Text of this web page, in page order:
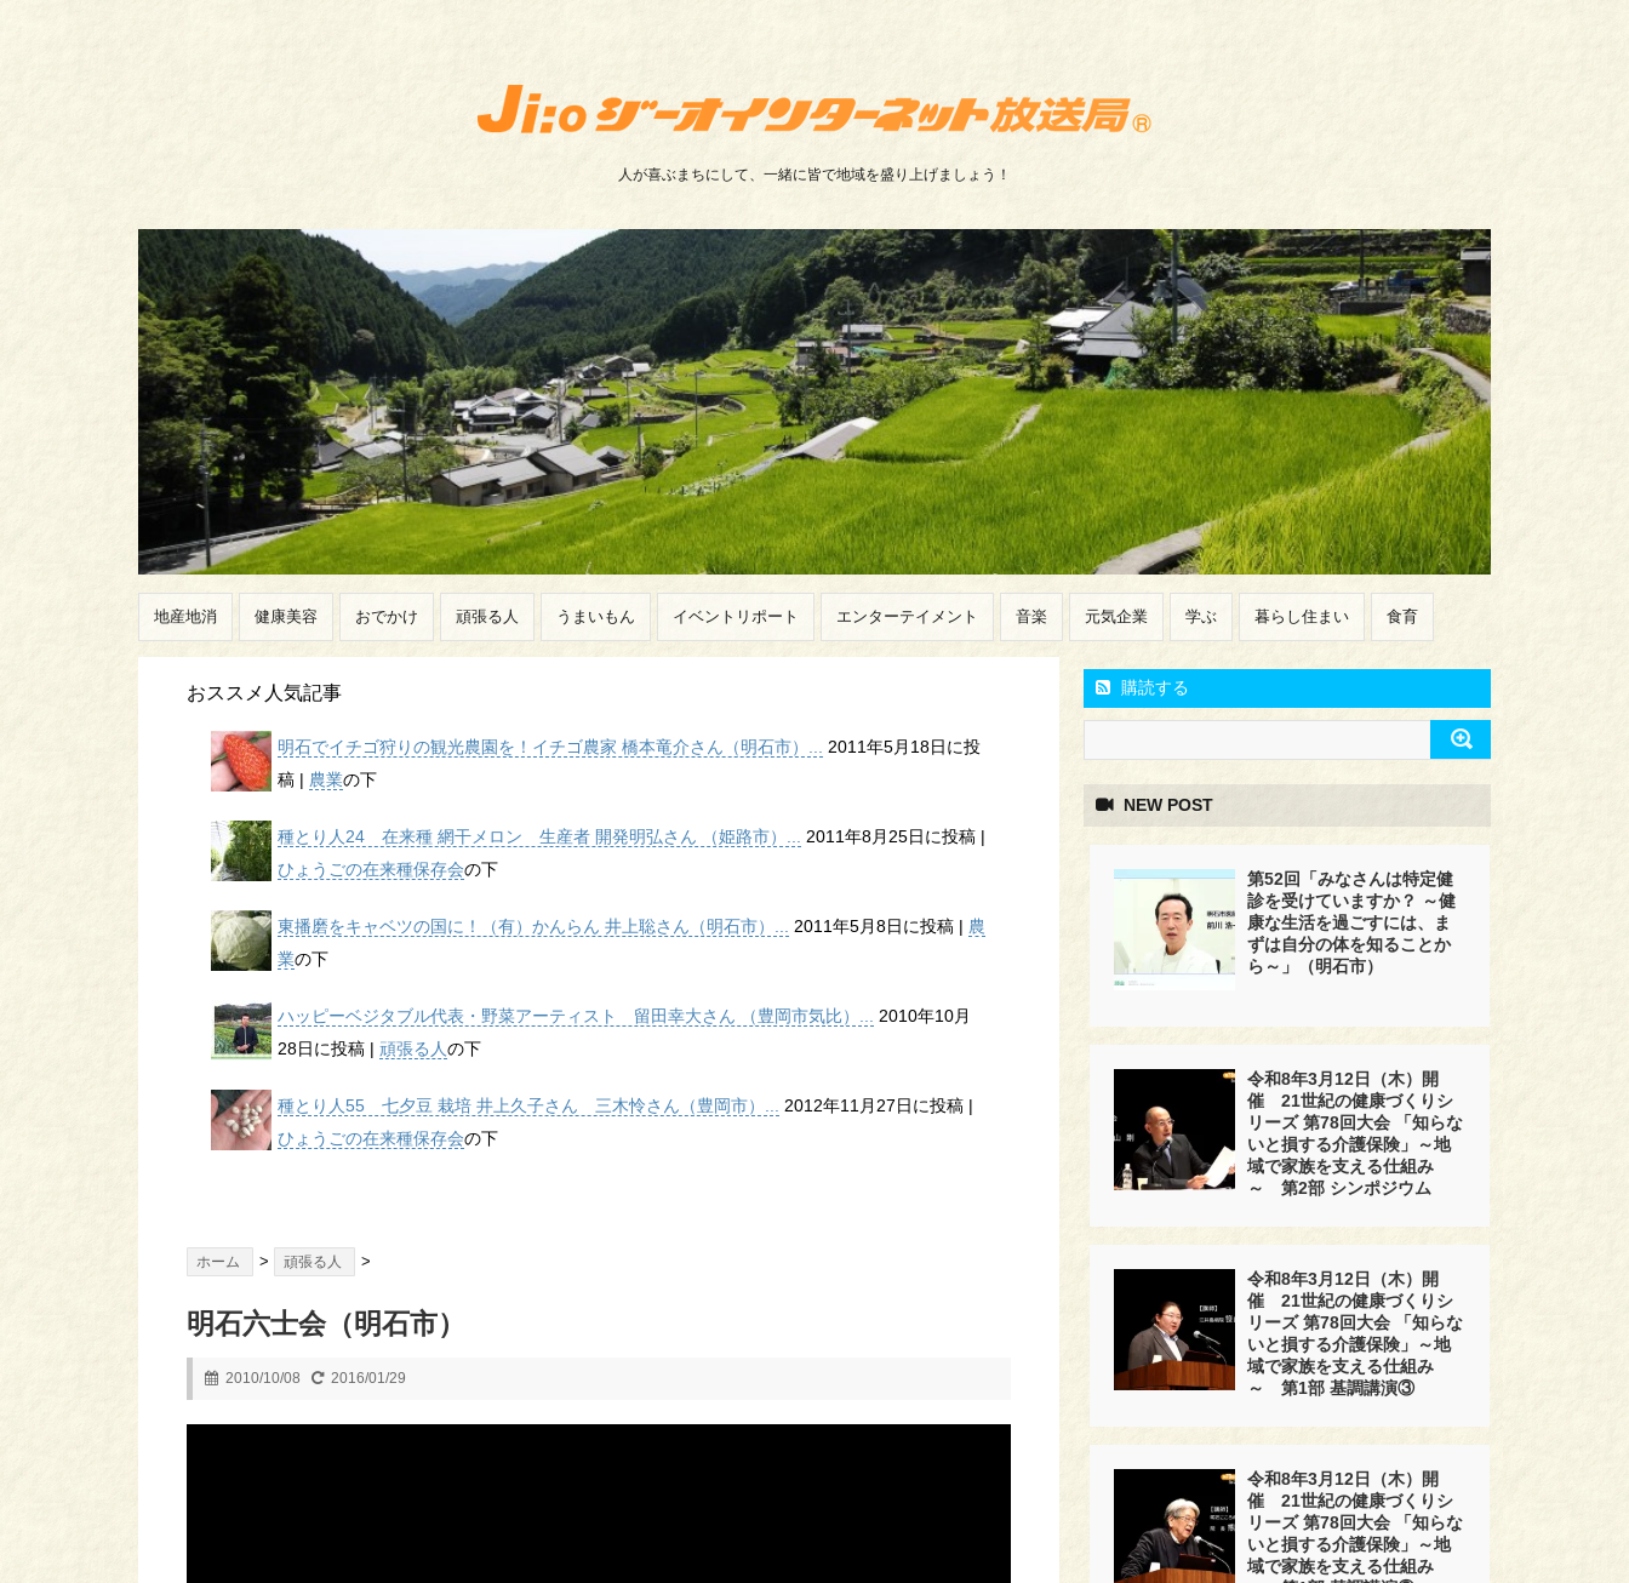
人が喜ぶまちにして、一緒に皆で地域を盛り上げましょう！
地産地消 健康美容 おでかけ 頑張る人 うまいもん イベントリポート エンターテイメント 音楽 元気企業 学ぶ 暮らし住まい 食育
おススメ人気記事
明石でイチゴ狩りの観光農園を！イチゴ農家 橋本竜介さん（明石市）...
2011年5月18日に投
稿 | 農業の下
種とり人24 在来種 網干メロン 生産者 開発明弘さん （姫路市）... 2011年8月25日に投稿 |
ひょうごの在来種保存会の下
東播磨をキャベツの国に！（有）かんらん 井上聡さん（明石市）... 2011年5月8日に投稿 | 農
業の下
ハッピーベジタブル代表・野菜アーティスト 留田幸大さん （豊岡市気比）...
2010年10月
28日に投稿 | 頑張る人の下
種とり人55 七夕豆 栽培 井上久子さん 三木怜さん（豊岡市）... 2012年11月27日に投稿 |
ひょうごの在来種保存会の下
ホーム > 頑張る人 >
明石六士会（明石市）
2010/10/08 2016/01/29
購読する
NEW POST
第52回「みなさんは特定健
診を受けていますか？ ～健
康な生活を過ごすには、ま
ずは自分の体を知ることか
ら～」（明石市）
令和8年3月12日（木）開
催 21世紀の健康づくりシ
リーズ 第78回大会 「知らな
いと損する介護保険」～地
域で家族を支える仕組み
～ 第2部 シンポジウム
令和8年3月12日（木）開
催 21世紀の健康づくりシ
リーズ 第78回大会 「知らな
いと損する介護保険」～地
域で家族を支える仕組み
～ 第1部 基調講演③
令和8年3月12日（木）開
催 21世紀の健康づくりシ
リーズ 第78回大会 「知らな
いと損する介護保険」～地
域で家族を支える仕組み